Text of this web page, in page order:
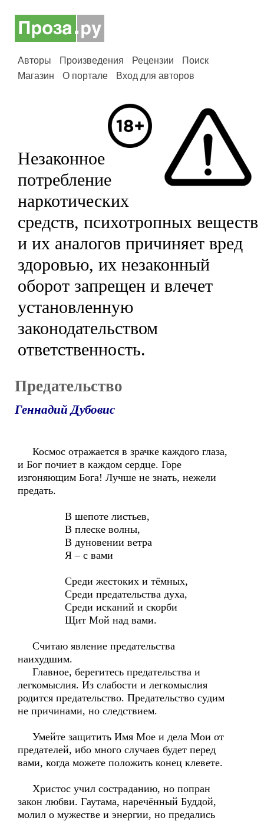
Авторы Произведения Рецензии
Поиск
Магазин
О портале Вход для авторов
Незаконное
потребление
наркотических
средств, психотропных веществ
и их аналогов причиняет вред
здоровью, их незаконный
оборот запрещен и влечет
установленную
законодательством
ответственность.
Предательство
Геннадий Дубовис
Космос отражается в зрачке каждого глаза,
и Бог почиет в каждом сердце. Горе
изгоняющим Бога! Лучше не знать, нежели
предать.
В шепоте листьев,
В плеске волны,
В дуновении ветра
Я – с вами
Среди жестоких и тёмных,
Среди предательства духа,
Среди исканий и скорби
Щит Мой над вами.
Считаю явление предательства
наихудшим.
Главное, берегитесь предательства и
легкомыслия. Из слабости и легкомыслия
родится предательство. Предательство судим
не причинами, но следствием.
Умейте защитить Имя Мое и дела Мои от
предателей, ибо много случаев будет перед
вами, когда можете положить конец клевете.
Христос учил состраданию, но попран
закон любви. Гаутама, наречённый Буддой,
молил о мужестве и энергии, но предались